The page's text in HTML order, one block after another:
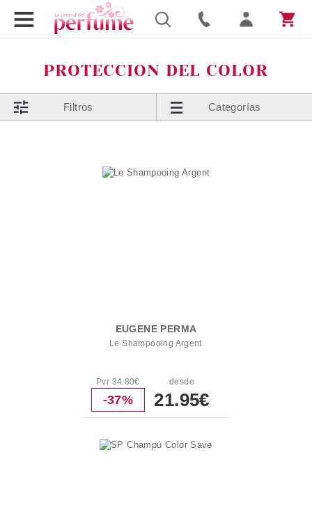
PROTECCION DEL COLOR
Filtros Categorías
EUGENE PERMA
Le Shampooing Argent
Pvr 34.80€
-37%
desde
21.95€